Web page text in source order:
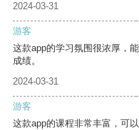
2024-03-31
游客
这款app的学习氛围很浓厚，
成绩。
2024-03-31
游客
这款app的课程非常丰富，可